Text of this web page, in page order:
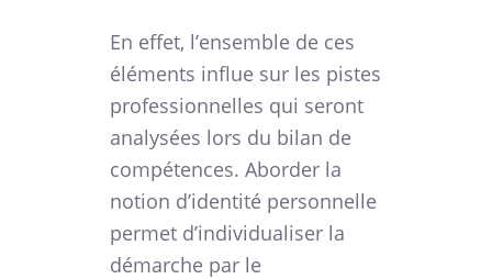
En effet, l’ensemble de ces
éléments influe sur les pistes
professionnelles qui seront
analysées lors du bilan de
compétences. Aborder la
notion d’identité personnelle
permet d’individualiser la
démarche par le